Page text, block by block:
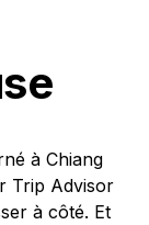
à Chiang
Trip Advisor
à côté. Et